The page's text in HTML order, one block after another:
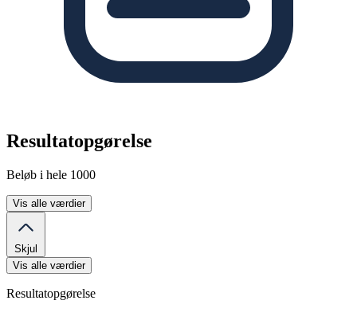
Resultatopgørelse
Beløb i hele 1000
Vis alle værdier
Skjul
Vis alle værdier
Resultatopgørelse